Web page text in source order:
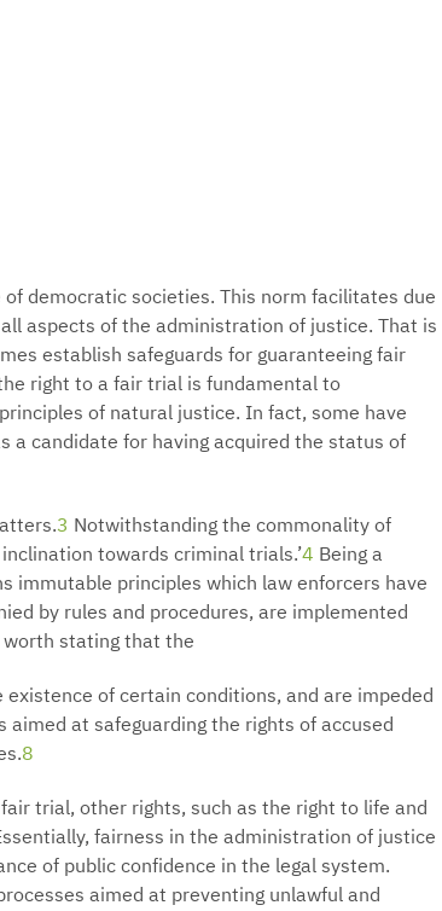
democratic societies. This norm facilitates due
aspects of the administration of justice. That is
establish safeguards for guaranteeing fair
right to a fair trial is fundamental to
of natural justice. In fact, some have
a candidate for having acquired the status of
3 Notwithstanding the commonality of
towards criminal trials.’4 Being a
immutable principles which law enforcers have
by rules and procedures, are implemented
worth stating that the
of certain conditions, and are impeded
aimed at safeguarding the rights of accused
8
trial, other rights, such as the right to life and
fairness in the administration of justice
of public confidence in the legal system.
aimed at preventing unlawful and